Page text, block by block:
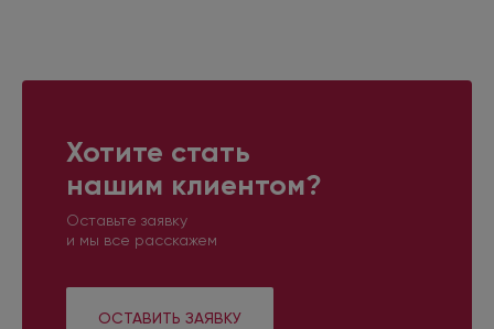
Хотите стать
нашим клиентом?
Оставьте заявку
и мы все расскажем
ОСТАВИТЬ ЗАЯВКУ